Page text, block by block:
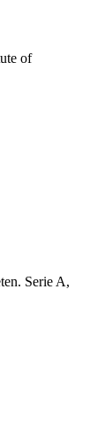
of
Serie A,